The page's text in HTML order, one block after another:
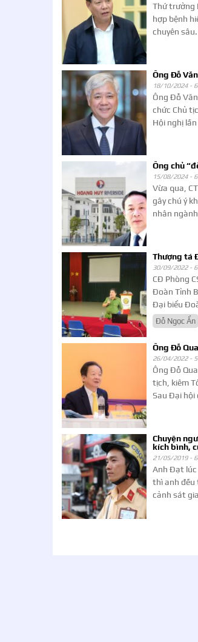
Thứ trưởng
hợp bệnh
chuyên
Ông Đỗ
18/10/2024 -
Ông Đỗ
chức Chủ
Hội nghị
Ông chủ
15/08/2024 -
Vừa qua,
gây chú ý
nhân
Thượng tá
30/09/2022 -
CĐ Phòng
Đoàn Tỉnh
Đại biểu
Đỗ Ngọc Ẩn
Ông Đỗ
26/04/2022 -
Ông Đỗ
tịch, kiêm
Sau Đại hội
Chuyện
kích bình,
21/05/2019 -
Anh Đạt lúc
thì anh đều
cảnh sát